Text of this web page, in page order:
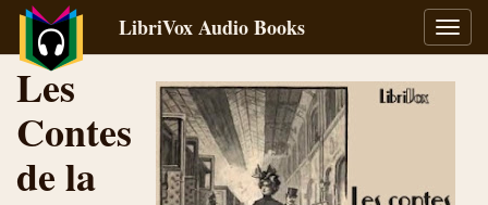
LibriVox Audio Books
Les
Contes
de la